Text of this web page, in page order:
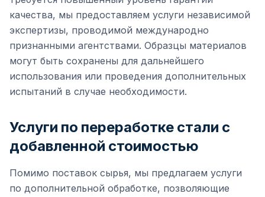
качества, мы предоставляем услуги независимой
экспертизы, проводимой международно
признанными агентствами. Образцы материалов
могут быть сохранены для дальнейшего
использования или проведения дополнительных
испытаний в случае необходимости.
Услуги по переработке стали с
добавленной стоимостью
Помимо поставок сырья, мы предлагаем услуги
по дополнительной обработке, позволяющие